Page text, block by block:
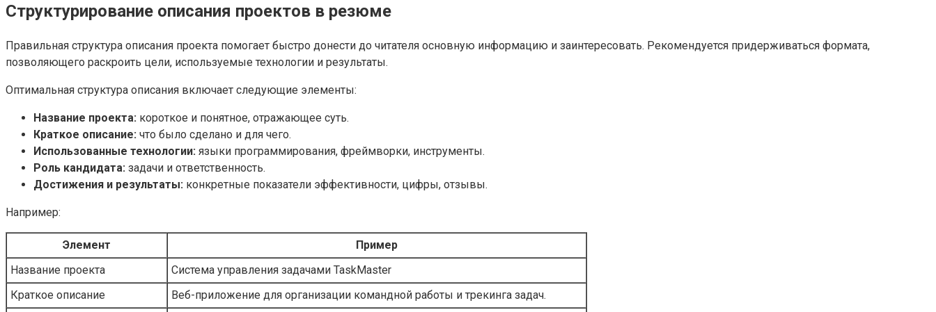
Структурирование описания проектов в резюме
Правильная структура описания проекта помогает быстро донести до читателя основную информацию и заинтересовать. Рекомендуется придерживаться формата,
позволяющего раскроить цели, используемые технологии и результаты.
Оптимальная структура описания включает следующие элементы:
Название проекта: короткое и понятное, отражающее суть.
Краткое описание: что было сделано и для чего.
Использованные технологии: языки программирования, фреймворки, инструменты.
Роль кандидата: задачи и ответственность.
Достижения и результаты: конкретные показатели эффективности, цифры, отзывы.
Например:
Элемент
Пример
Название проекта
Система управления задачами TaskMaster
Краткое описание
Веб-приложение для организации командной работы и трекинга задач.